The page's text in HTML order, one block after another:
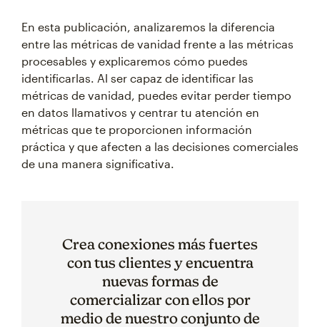
En esta publicación, analizaremos la diferencia
entre las métricas de vanidad frente a las métricas
procesables y explicaremos cómo puedes
identificarlas. Al ser capaz de identificar las
métricas de vanidad, puedes evitar perder tiempo
en datos llamativos y centrar tu atención en
métricas que te proporcionen información
práctica y que afecten a las decisiones comerciales
de una manera significativa.
Crea conexiones más fuertes
con tus clientes y encuentra
nuevas formas de
comercializar con ellos por
medio de nuestro conjunto de